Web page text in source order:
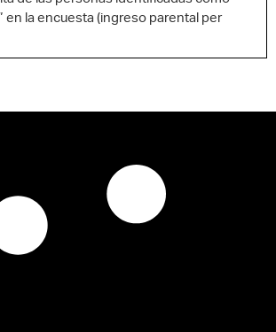
en la encuesta (ingreso parental per